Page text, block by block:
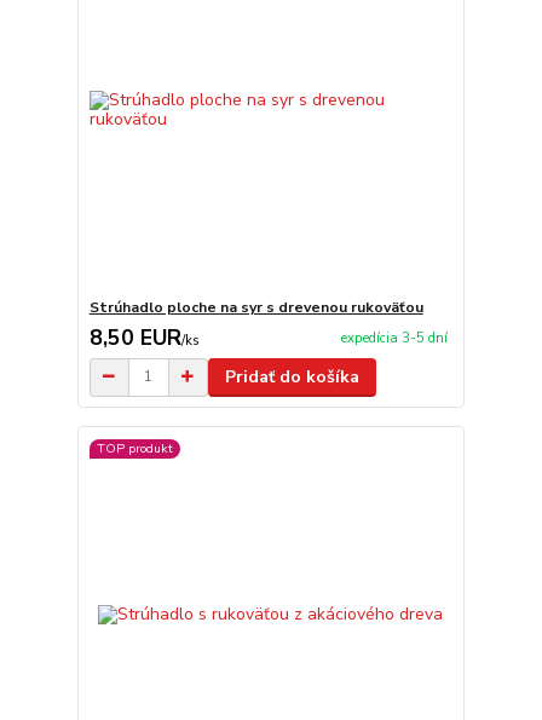
Strúhadlo ploche na syr s drevenou rukoväťou
8,50 EUR/ks expedícia 3-5 dní
Pridať do košíka
TOP produkt